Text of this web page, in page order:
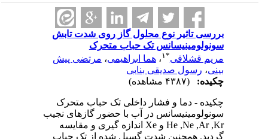
بررسی تاثیر نوع محلول گاز روی شدت تابش
سونولومینیسانس تک حباب متحرک
مریم قشلاقی
۱،هما ابراهیمی،مرتضی پیش
بینی،رسول صدیقی بنابی
چکیده:
چکیده - دما و فشار داخلی تک حباب متحرک
سونولومینیسانس در آب با حضور گازهای نجیب
He ,Ne ,Ar ,Kr و Xe اندازه گیری و مقایسه
گردید. همچنین شدت گسیل شده از تک حباب